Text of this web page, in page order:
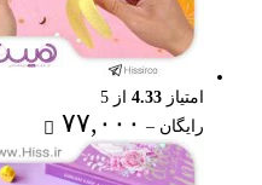
امتیاز 4.33 از 5
رایگان – ۷۷,۰۰۰
رایگان